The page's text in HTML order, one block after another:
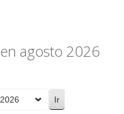
agosto 2026